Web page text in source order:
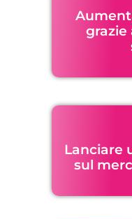
grazie
Lanciare
sul